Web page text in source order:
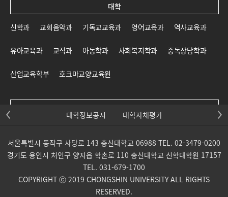
대학
신학과 교회음악과 기독교교육과 영어교육과 역사교육과
유아교육과 교직과 아동학과 사회복지학과 중독상담학과
산업교육학부 호크마교양교육원
목회신학전문대학원 사회복지대학원 상담대학원
교회음악대학원 통일개발대학원 산업교육학부 대학원
대학정보공시 대학자체평가
서울특별시 동작구 사당로 143 총신대학교 06988 TEL. 02-3479-0200
경기도 용인시 처인구 양지읍 학촌로 110 총신대학교 신학대학원 17157
TEL. 031-679-1700
COPYRIGHT ⓒ 2019 CHONGSHIN UNIVERSITY ALL RIGHTS
RESERVED.